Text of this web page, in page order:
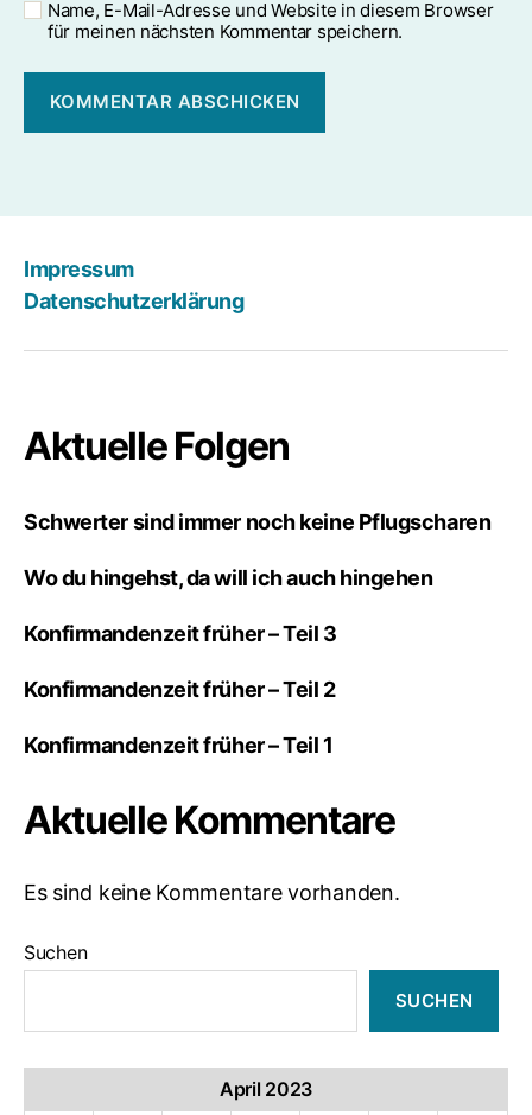
Name, E-Mail-Adresse und Website in diesem Browser
für meinen nächsten Kommentar speichern.
Impressum
Datenschutzerklärung
Aktuelle Folgen
Schwerter sind immer noch keine Pflugscharen
Wo du hingehst, da will ich auch hingehen
Konfirmandenzeit früher – Teil 3
Konfirmandenzeit früher – Teil 2
Konfirmandenzeit früher – Teil 1
Aktuelle Kommentare
Es sind keine Kommentare vorhanden.
Suchen
SUCHEN
April 2023